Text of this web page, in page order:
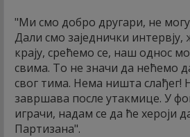
"Ми смо добро другари, не
Дали смо заједнички
крају, срећемо се, наш однос
свима. То не значи да нећемо
свог тима. Нема ништа слађег!
завршава после утакмице. У
играчи, надам се да ће хероји
Партизана".